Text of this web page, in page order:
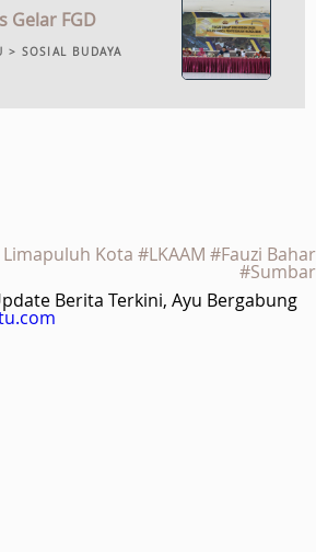
Gelar FGD
> SOSIAL BUDAYA
Kota #LKAAM #Fauzi Bahar
#Sumbar
Berita Terkini, Ayu Bergabung